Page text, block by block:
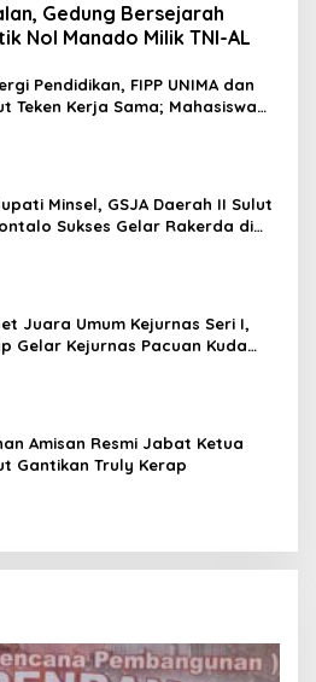
Gedung Bersejarah
Nol Manado Milik TNI-AL
Pendidikan, FIPP UNIMA dan
Teken Kerja Sama; Mahasiswa
Minsel, GSJA Daerah II Sulut
Sukses Gelar Rakerda di
Juara Umum Kejurnas Seri I,
Gelar Kejurnas Pacuan Kuda
Amisan Resmi Jabat Ketua
Gantikan Truly Kerap